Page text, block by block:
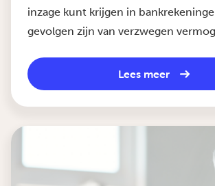
inzage kunt krijgen in
gevolgen zijn van verzwegen
Lees meer